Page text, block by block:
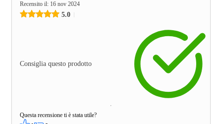
Recensito il: 16 nov 2024
5.0
Consiglia questo prodotto
Questa recensione ti è stata utile?